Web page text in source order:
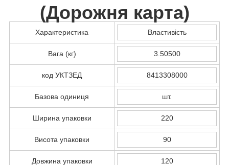
(Дорожня карта)
Характеристика Властивість
Вага (кг) 3.50500
код УКТЗЕД 8413308000
Базова одиниця шт.
Ширина упаковки 220
Висота упаковки 90
Довжина упаковки 120